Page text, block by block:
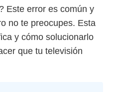
Este error es común y
no te preocupes. Esta
y cómo solucionarlo
que tu televisión